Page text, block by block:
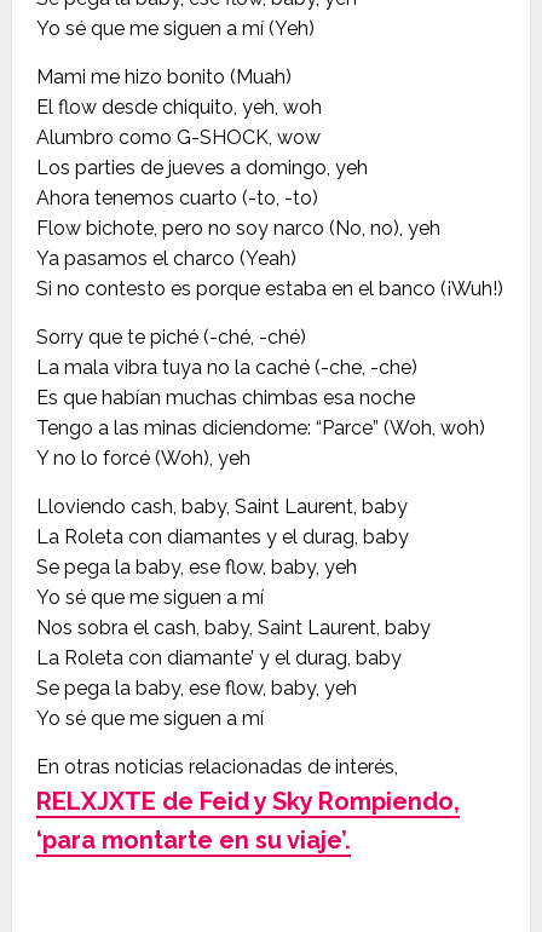
Yo sé que me siguen a mí (Yeh)
Mami me hizo bonito (Muah)
El flow desde chiquito, yeh, woh
Alumbro como G-SHOCK, wow
Los parties de jueves a domingo, yeh
Ahora tenemos cuarto (-to, -to)
Flow bichote, pero no soy narco (No, no), yeh
Ya pasamos el charco (Yeah)
Si no contesto es porque estaba en el banco (¡Wuh!)
Sorry que te piché (-ché, -ché)
La mala vibra tuya no la caché (-che, -che)
Es que habían muchas chimbas esa noche
Tengo a las minas diciendome: “Parce” (Woh, woh)
Y no lo forcé (Woh), yeh
Lloviendo cash, baby, Saint Laurent, baby
La Roleta con diamantes y el durag, baby
Se pega la baby, ese flow, baby, yeh
Yo sé que me siguen a mí
Nos sobra el cash, baby, Saint Laurent, baby
La Roleta con diamante’ y el durag, baby
Se pega la baby, ese flow, baby, yeh
Yo sé que me siguen a mí
En otras noticias relacionadas de interés,
RELXJXTE de Feid y Sky Rompiendo,
‘para montarte en su viaje’.